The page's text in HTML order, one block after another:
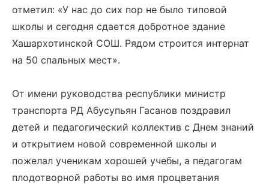
отметил: «У нас до сих пор не было типовой
школы и сегодня сдается добротное здание
Хашархотинской СОШ. Рядом строится интернат
на 50 спальных мест».
От имени руководства республики министр
транспорта РД Абусупьян Гасанов поздравил
детей и педагогический коллектив с Днем знаний
и открытием новой современной школы и
пожелал ученикам хорошей учебы, а педагогам
плодотворной работы во имя процветания